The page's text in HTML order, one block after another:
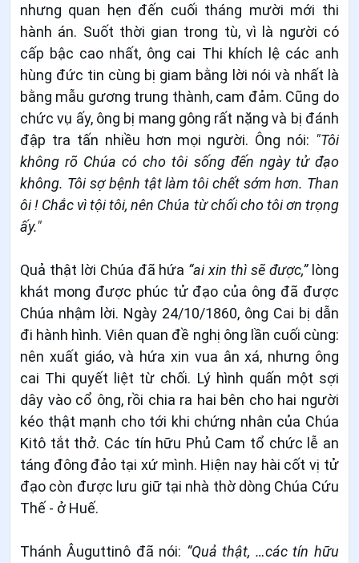
nhưng quan hẹn đến cuối tháng mười mới thi
hành án. Suốt thời gian trong tù, vì là người có
cấp bậc cao nhất, ông cai Thi khích lệ các anh
hùng đức tin cùng bị giam bằng lời nói và nhất là
bằng mẫu gương trung thành, cam đảm. Cũng do
chức vụ ấy, ông bị mang gông rất nặng và bị đánh
đập tra tấn nhiều hơn mọi người. Ông nói: "Tôi
không rõ Chúa có cho tôi sống đến ngày tử đạo
không. Tôi sợ bệnh tật làm tôi chết sớm hơn. Than
ôi ! Chắc vì tội tôi, nên Chúa từ chối cho tôi ơn trọng
ấy."
Quả thật lời Chúa đã hứa “ai xin thì sẽ được,”lòng
khát mong được phúc tử đạo của ông đã được
Chúa nhậm lời. Ngày 24/10/1860, ông Cai bị dẫn
đi hành hình. Viên quan đề nghị ông lần cuối cùng:
nên xuất giáo, và hứa xin vua ân xá, nhưng ông
cai Thi quyết liệt từ chối. Lý hình quấn một sợi
dây vào cổ ông, rồi chia ra hai bên cho hai người
kéo thật mạnh cho tới khi chứng nhân của Chúa
Kitô tắt thở. Các tín hữu Phủ Cam tổ chức lễ an
táng đông đảo tại xứ mình. Hiện nay hài cốt vị tử
đạo còn được lưu giữ tại nhà thờ dòng Chúa Cứu
Thế - ở Huế.
Thánh Âuguttinô đã nói: “Quả thật, …các tín hữu